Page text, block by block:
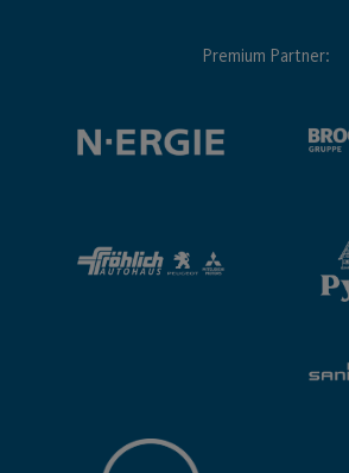
Premium Partner: